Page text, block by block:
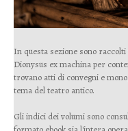
In questa sezione sono
Dionysus ex machina per
trovano atti di convegni e
tema del teatro antico.
Gli indici dei volumi sono